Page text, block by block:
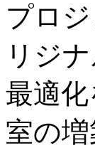
プロ
リジ
最適
室の